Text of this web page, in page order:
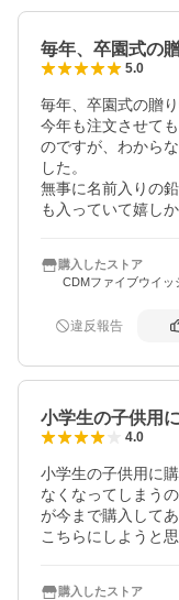
毎年、卒園式の
5.0
毎年、卒園式の贈
今年も注文させて
のですが、わから
した。
無事に名前入りの
も入っていて嬉しか
購入したストア
CDMファイブウイッ
違反報告
小学生の子供用
4.0
小学生の子供用に
なくなってしまう
が今まで購入して
こちらにしようと思
購入したストア